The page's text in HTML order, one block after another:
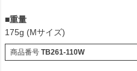
■重量
175g (Мサイズ)
商品番号 TB261-110W